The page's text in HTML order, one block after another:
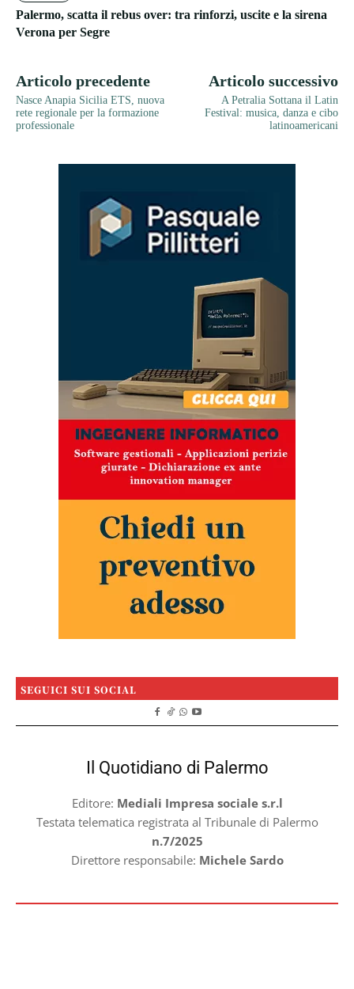
Palermo, scatta il rebus over: tra rinforzi, uscite e la sirena
Verona per Segre
Articolo precedente
Nasce Anapia Sicilia ETS, nuova
rete regionale per la formazione
professionale
Articolo successivo
A Petralia Sottana il Latin
Festival: musica, danza e cibo
latinoamericani
SEGUICI SUI SOCIAL
Il Quotidiano di Palermo
Editore: Mediali Impresa sociale s.r.l
Testata telematica registrata al Tribunale di Palermo
n.7/2025
Direttore responsabile: Michele Sardo